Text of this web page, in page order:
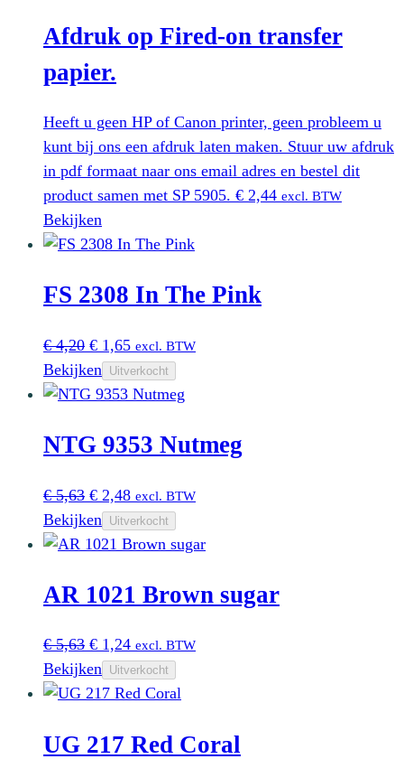
Afdruk op Fired-on transfer
papier.
Heeft u geen HP of Canon printer, geen probleem u
kunt bij ons een afdruk laten maken. Stuur uw afdruk
in pdf formaat naar ons email adres en bestel dit
product samen met SP 5905. € 2,44 excl. BTW
Bekijken
FS 2308 In The Pink
€4,20 Oorspronkelijke
prijs
was:
€ 1,65Huidige
prijs
is:
excl. BTW
Bekijken Uitverkocht
NTG 9353 Nutmeg
€5,63 Oorspronkelijke
prijs
was:
€ 2,48Huidige
prijs
is:
excl. BTW
Bekijken Uitverkocht
AR 1021 Brown sugar
€5,63 Oorspronkelijke
prijs
was:
€ 1,24Huidige
prijs
is:
excl. BTW
Bekijken Uitverkocht
UG 217 Red Coral